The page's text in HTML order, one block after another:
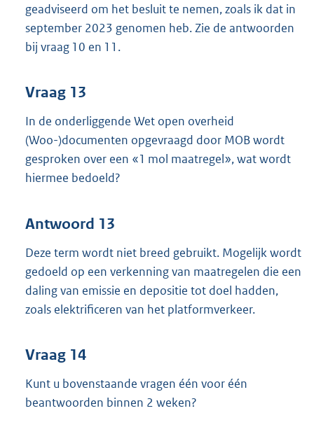
geadviseerd om het besluit te nemen, zoals ik dat in
september 2023 genomen heb. Zie de antwoorden
bij vraag 10 en 11.
Vraag 13
In de onderliggende Wet open overheid
(Woo-)documenten opgevraagd door MOB wordt
gesproken over een «1 mol maatregel», wat wordt
hiermee bedoeld?
Antwoord 13
Deze term wordt niet breed gebruikt. Mogelijk wordt
gedoeld op een verkenning van maatregelen die een
daling van emissie en depositie tot doel hadden,
zoals elektrificeren van het platformverkeer.
Vraag 14
Kunt u bovenstaande vragen één voor één
beantwoorden binnen 2 weken?